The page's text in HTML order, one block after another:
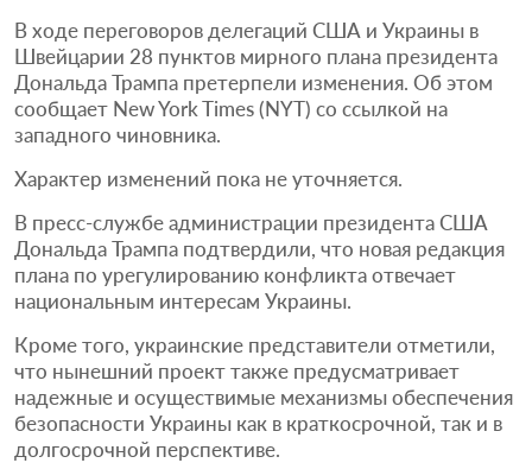
В ходе переговоров делегаций США и Украины в
Швейцарии 28 пунктов мирного плана президента
Дональда Трампа претерпели изменения. Об этом
сообщает New York Times (NYT) со ссылкой на
западного чиновника.
Характер изменений пока не уточняется.
В пресс-службе администрации президента США
Дональда Трампа подтвердили, что новая редакция
плана по урегулированию конфликта отвечает
национальным интересам Украины.
Кроме того, украинские представители отметили,
что нынешний проект также предусматривает
надежные и осуществимые механизмы обеспечения
безопасности Украины как в краткосрочной, так и в
долгосрочной перспективе.